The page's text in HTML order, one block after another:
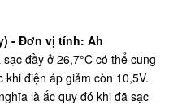
- Đơn vị tính: Ah
đầy ở 26,7°C có thể cung
điện áp giảm còn 10,5V.
là ắc quy đó khi đã sạc